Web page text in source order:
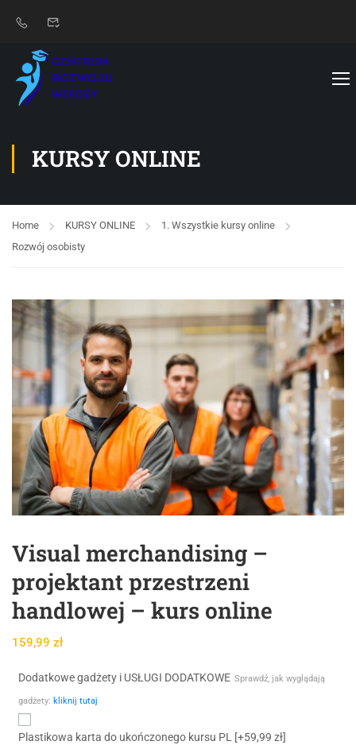
KURSY ONLINE
Home KURSY ONLINE
1. Wszystkie kursy online
Rozwój osobisty
Visual merchandising –
projektant przestrzeni
handlowej – kurs online
159,99 zł
Dodatkowe gadżety i USŁUGI DODATKOWE Sprawdź, jak wyglądają
gadżety: kliknij tutaj
Plastikowa karta do ukończonego kursu PL [+59,99 zł]